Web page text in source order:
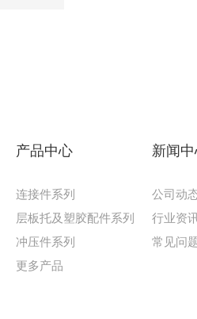
产品中心
连接件系列
层板托及塑胶配件系列
冲压件系列
更多产品
新闻
公司动
行业资
常见问